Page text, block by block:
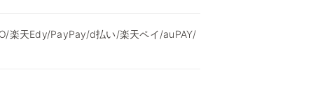
楽天Edy/PayPay/d払い/楽天ペイ/auPAY/